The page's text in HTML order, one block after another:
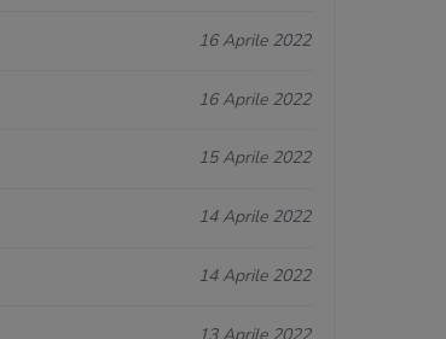
16 Aprile 2022
16 Aprile 2022
15 Aprile 2022
14 Aprile 2022
14 Aprile 2022